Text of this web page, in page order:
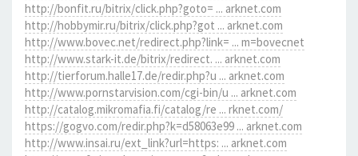
http://bonfit.ru/bitrix/click.php?goto= ... arknet.com
http://hobbymir.ru/bitrix/click.php?got ... arknet.com
http://www.bovec.net/redirect.php?link= ... m=bovecnet
http://www.stark-it.de/bitrix/redirect. ... arknet.com
http://tierforum.halle17.de/redir.php?u ... arknet.com
http://www.pornstarvision.com/cgi-bin/u ... arknet.com
http://catalog.mikromafia.fi/catalog/re ... rknet.com/
https://gogvo.com/redir.php?k=d58063e99 ... arknet.com
http://www.insai.ru/ext_link?url=https: ... arknet.com